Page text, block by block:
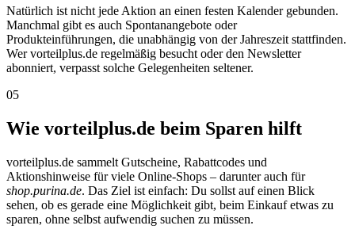
Natürlich ist nicht jede Aktion an einen festen Kalender gebunden.
Manchmal gibt es auch Spontanangebote oder
Produkteinführungen, die unabhängig von der Jahreszeit stattfinden.
Wer vorteilplus.de regelmäßig besucht oder den Newsletter
abonniert, verpasst solche Gelegenheiten seltener.
05
Wie vorteilplus.de beim Sparen hilft
vorteilplus.de sammelt Gutscheine, Rabattcodes und
Aktionshinweise für viele Online-Shops – darunter auch für
shop.purina.de. Das Ziel ist einfach: Du sollst auf einen Blick
sehen, ob es gerade eine Möglichkeit gibt, beim Einkauf etwas zu
sparen, ohne selbst aufwendig suchen zu müssen.